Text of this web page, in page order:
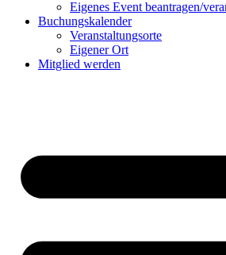
Eigenes Event beantragen/
Buchungskalender
Veranstaltungsorte
Eigener Ort
Mitglied werden